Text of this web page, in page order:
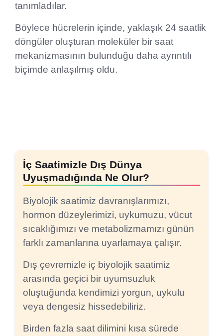
tanımladılar.
Böylece hücrelerin içinde, yaklaşık 24 saatlik
döngüler oluşturan moleküler bir saat
mekanizmasının bulunduğu daha ayrıntılı
biçimde anlaşılmış oldu.
İç Saatimizle Dış Dünya
Uyuşmadığında Ne Olur?
Biyolojik saatimiz davranışlarımızı,
hormon düzeylerimizi, uykumuzu, vücut
sıcaklığımızı ve metabolizmamızı günün
farklı zamanlarına uyarlamaya çalışır.
Dış çevremizle iç biyolojik saatimiz
arasında geçici bir uyumsuzluk
oluştuğunda kendimizi yorgun, uykulu
veya dengesiz hissedebiliriz.
Birden fazla saat dilimini kısa sürede